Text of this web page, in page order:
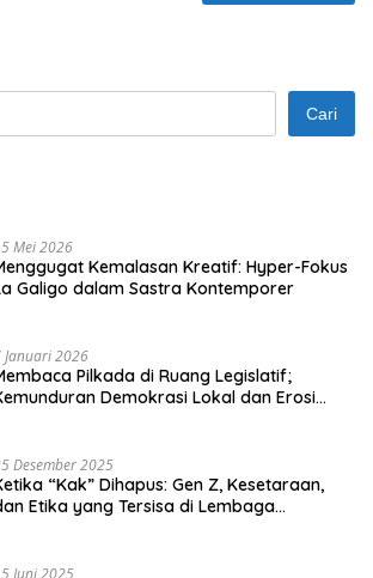
Cari
Mei 2026
Kemalasan Kreatif: Hyper-Fokus
Galigo dalam Sastra Kontemporer
Januari 2026
Pilkada di Ruang Legislatif;
Demokrasi Lokal dan Erosi
Desember 2025
“Kak” Dihapus: Gen Z, Kesetaraan,
Etika yang Tersisa di Lembaga